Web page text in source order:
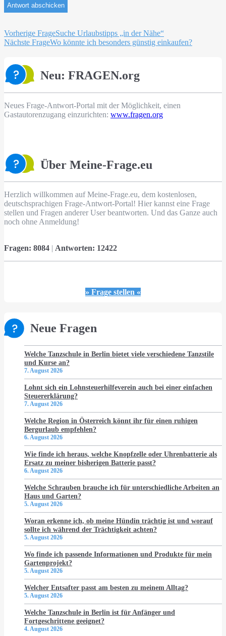
Beitragsnavigation
Vorherige FrageSuche Urlaubstipps „in der Nähe“
Nächste FrageWo könnte ich besonders günstig einkaufen?
Neu: FRAGEN.org
Neues Frage-Antwort-Portal mit der Möglichkeit, einen
Gastautorenzugang einzurichten: www.fragen.org
Über Meine-Frage.eu
Herzlich willkommen auf Meine-Frage.eu, dem kostenlosen,
deutschsprachigen Frage-Antwort-Portal! Hier kannst eine Frage
stellen und Fragen anderer User beantworten. Und das Ganze auch
noch ohne Anmeldung!
Fragen: 8084 | Antworten: 12422
» Frage stellen «
Neue Fragen
Welche Tanzschule in Berlin bietet viele verschiedene Tanzstile
und Kurse an?
7. August 2026
Lohnt sich ein Lohnsteuerhilfeverein auch bei einer einfachen
Steuererklärung?
7. August 2026
Welche Region in Österreich könnt ihr für einen ruhigen
Bergurlaub empfehlen?
6. August 2026
Wie finde ich heraus, welche Knopfzelle oder Uhrenbatterie als
Ersatz zu meiner bisherigen Batterie passt?
6. August 2026
Welche Schrauben brauche ich für unterschiedliche Arbeiten an
Haus und Garten?
5. August 2026
Woran erkenne ich, ob meine Hündin trächtig ist und worauf
sollte ich während der Trächtigkeit achten?
5. August 2026
Wo finde ich passende Informationen und Produkte für mein
Gartenprojekt?
5. August 2026
Welcher Entsafter passt am besten zu meinem Alltag?
5. August 2026
Welche Tanzschule in Berlin ist für Anfänger und
Fortgeschrittene geeignet?
4. August 2026